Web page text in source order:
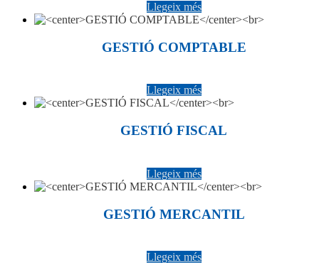
Llegeix més
GESTIÓ COMPTABLE
Llegeix més
GESTIÓ FISCAL
Llegeix més
GESTIÓ MERCANTIL
Llegeix més